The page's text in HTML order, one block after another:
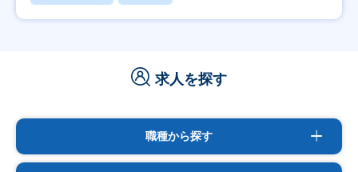
求人を探す
職種から探す